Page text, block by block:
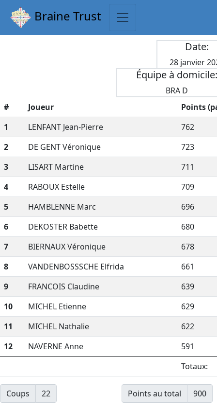
Braine Trust
Date:
28 janvier
Équipe à domicile:
BRA D
#
Joueur
Points
1
LENFANT Jean-Pierre
762
2
DE GENT Véronique
723
3
LISART Martine
711
4
RABOUX Estelle
709
5
HAMBLENNE Marc
696
6
DEKOSTER Babette
680
7
BIERNAUX Véronique
678
8
VANDENBOSSSCHE Elfrida
661
9
FRANCOIS Claudine
639
10
MICHEL Etienne
629
11
MICHEL Nathalie
622
12
NAVERNE Anne
591
Totaux:
Coups 22 Points au total 900